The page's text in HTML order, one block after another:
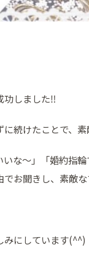
功しました‼
続けたことで、素
な～」「婚約指
お聞きし、素敵
みにしています(^^)